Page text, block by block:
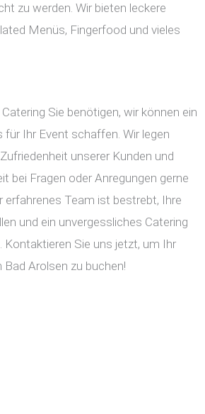
zu werden. Wir bieten leckere
Menüs, Fingerfood und vieles
Sie benötigen, wir können ein
für Ihr Event schaffen. Wir legen
unserer Kunden und
bei Fragen oder Anregungen gerne
erfahrenes Team ist bestrebt, Ihre
und ein unvergessliches Catering
Kontaktieren Sie uns jetzt, um Ihr
Arolsen zu buchen!